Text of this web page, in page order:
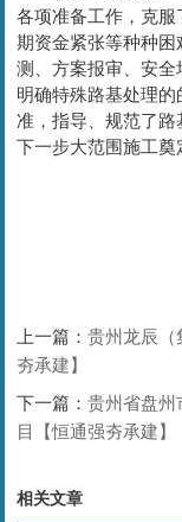
各项准备工作，克
期资金紧张等种种
测、方案报审、安全
明确特殊路基处理
准，指导、规范了
下一步大范围施工奠
上一篇：贵州龙辰（
夯承建】
下一篇：贵州省盘州
目【恒通强夯承建】
相关文章